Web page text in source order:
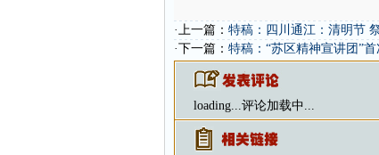
·上一篇： 特稿：四川通江：清明节
·下一篇： 特稿：“苏区精神宣讲团”首
loading...评论加载中...